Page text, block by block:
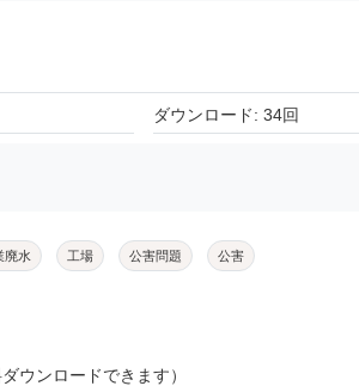
ダウンロード: 34回
廃水 工場 公害問題 公害
ウンロードできます）